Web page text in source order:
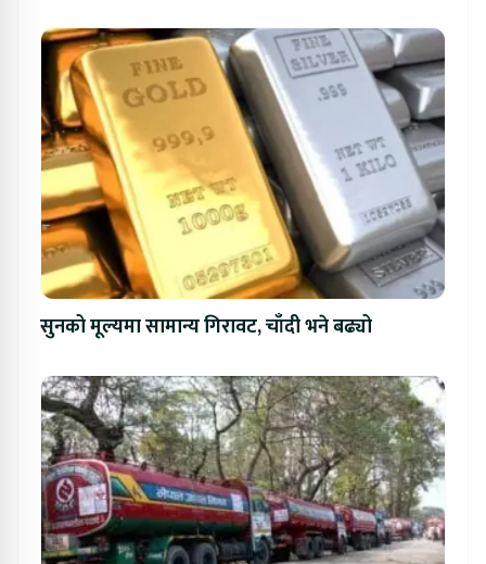
सुनको मूल्यमा सामान्य गिरावट, चाँदी भने बढ्यो